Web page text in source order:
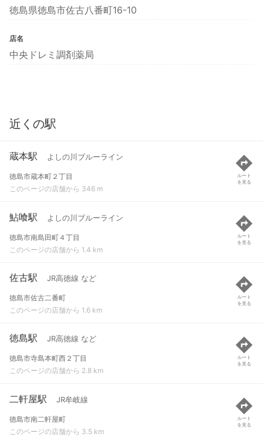
徳島県徳島市佐古八番町16-10
店名
中央ドレミ調剤薬局
近くの駅
蔵本駅 よしの川ブルーライン
徳島市蔵本町２丁目
このページの店舗から 346 m
ルート
を見る
鮎喰駅 よしの川ブルーライン
徳島市南島田町４丁目
このページの店舗から 1.4 km
ルート
を見る
佐古駅 JR高徳線 など
徳島市佐古二番町
このページの店舗から 1.6 km
ルート
を見る
徳島駅 JR高徳線 など
徳島市寺島本町西２丁目
このページの店舗から 2.8 km
ルート
を見る
二軒屋駅 JR牟岐線
徳島市南二軒屋町
このページの店舗から 3.5 km
ルート
を見る